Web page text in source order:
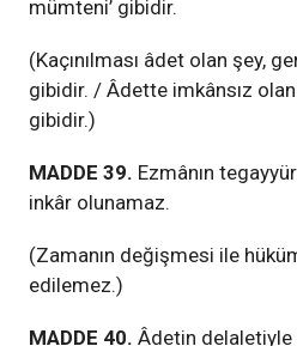
mümteni’ gibidir.
(Kaçınılması âdet olan şey,
gibidir. / Âdette imkânsız
gibidir.)
MADDE 39. Ezmânın
inkâr olunamaz.
(Zamanın değişmesi ile
edilemez.)
MADDE 40. Âdetin delaletiyle